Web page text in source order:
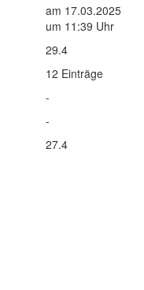
am 17.03.2025
um 11:39 Uhr
29.4
12 Einträge
-
-
27.4